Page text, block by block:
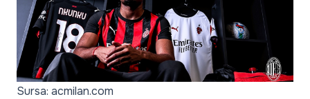
Sursa: acmilan.com